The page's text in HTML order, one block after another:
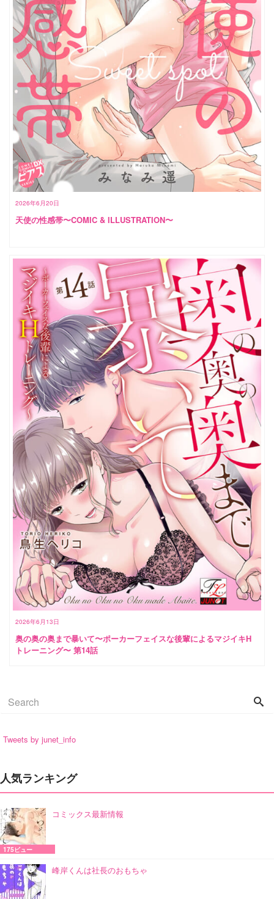
2026年6月20日
天使の性感帯〜COMIC & ILLUSTRATION〜
2026年6月13日
奥の奥の奥まで暴いて〜ポーカーフェイスな後輩によるマジイキH
トレーニング〜 第14話
Tweets by junet_info
人気ランキング
コミックス最新情報
175ビュー
峰岸くんは社長のおもちゃ